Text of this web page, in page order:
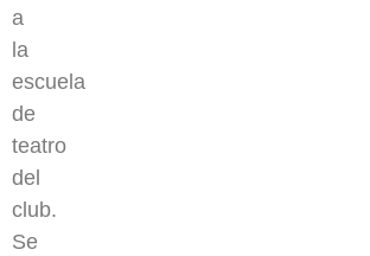
a
la
escuela
de
teatro
del
club.
Se